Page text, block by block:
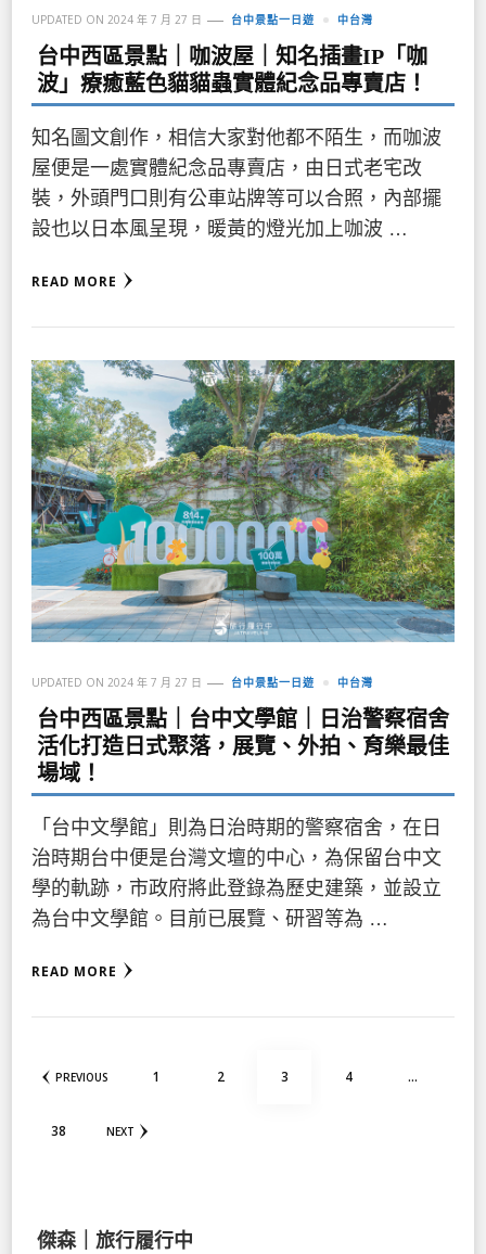
UPDATED ON 2024 年 7 月 27 日 台中景點一日遊 中台灣
台中西區景點｜咖波屋｜知名插畫IP「咖
波」療癒藍色貓貓蟲實體紀念品專賣店！
知名圖文創作，相信大家對他都不陌生，而咖波
屋便是一處實體紀念品專賣店，由日式老宅改
裝，外頭門口則有公車站牌等可以合照，內部擺
設也以日本風呈現，暖黃的燈光加上咖波 …
READ MORE
UPDATED ON 2024 年 7 月 27 日 台中景點一日遊 中台灣
台中西區景點｜台中文學館｜日治警察宿舍
活化打造日式聚落，展覽、外拍、育樂最佳
場域！
「台中文學館」則為日治時期的警察宿舍，在日
治時期台中便是台灣文壇的中心，為保留台中文
學的軌跡，市政府將此登錄為歷史建築，並設立
為台中文學館。目前已展覽、研習等為 …
READ MORE
章 PREVIOUS PAGE
1 PAGE
2 PAGE
3 PAGE
4 ...
PAGE
38 NEXT
傑森｜旅行履行中